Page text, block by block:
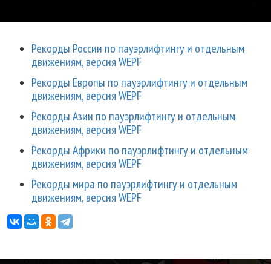
Рекорды России по пауэрлифтингу и отдельным
движениям, версия WEPF
Рекорды Европы по пауэрлифтингу и отдельным
движениям, версия WEPF
Рекорды Азии по пауэрлифтингу и отдельным
движениям, версия WEPF
Рекорды Африки по пауэрлифтингу и отдельным
движениям, версия WEPF
Рекорды мира по пауэрлифтингу и отдельным
движениям, версия WEPF